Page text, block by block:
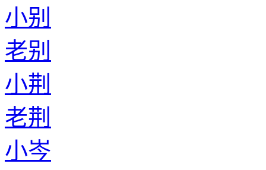
小别
老别
小荆
老荆
小岑